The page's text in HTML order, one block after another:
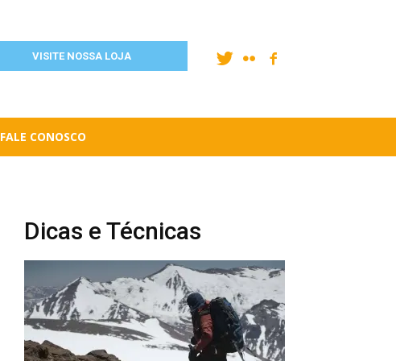
VISITE NOSSA LOJA
FALE CONOSCO
Dicas e Técnicas